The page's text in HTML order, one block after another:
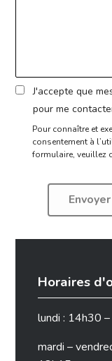
J'accepte que
pour me
Pour connaître et
consentement à
formulaire, veuillez
Horaires
lundi : 14h30
mardi –